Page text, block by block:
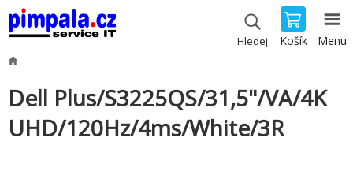
Hledej Košík Menu
Dell Plus/S3225QS/31,5"/VA/4K
UHD/120Hz/4ms/White/3R